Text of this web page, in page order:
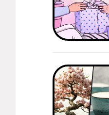
О проекте
Рубрики